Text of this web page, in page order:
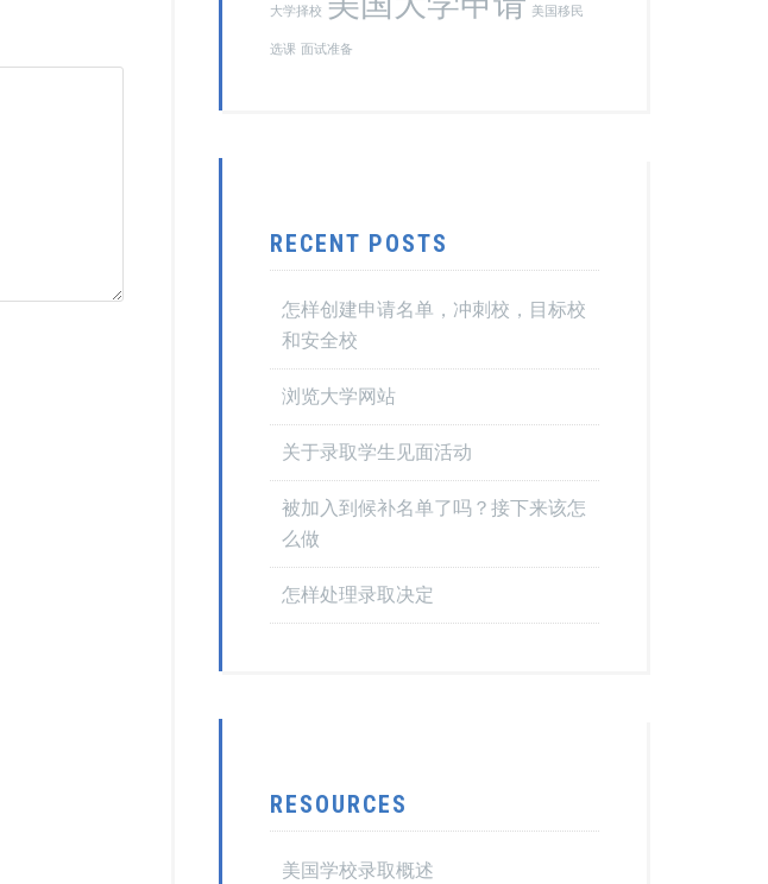
大学择校 美国移民
选课 面试准备
RECENT POSTS
怎样创建申请名单，冲刺校，目标校
和安全校
浏览大学网站
关于录取学生见面活动
被加入到候补名单了吗？接下来该怎
么做
怎样处理录取决定
RESOURCES
美国学校录取概述